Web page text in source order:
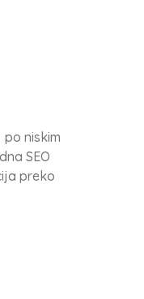
niskim
SEO
preko